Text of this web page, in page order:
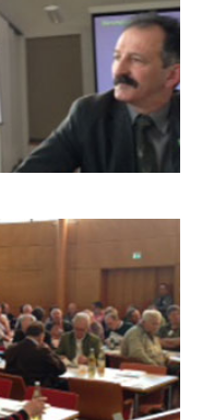
2013_5
2013_6